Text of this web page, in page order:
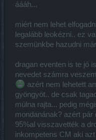
áááh...
miért nem lehet
legalább leokézni.. ez
szemünkbe hazudni
dragan eventen is te jó
nevedet számra
azért nem lehetett
gyöngyöt.. de csak
múlna rajta... pedig
mondanának? azért
95%al visszavették a
inkompetens CM aki